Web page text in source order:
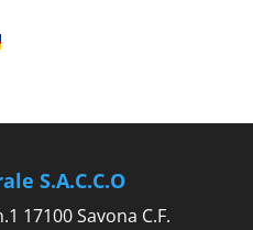
S.A.C.C.O
17100 Savona C.F.